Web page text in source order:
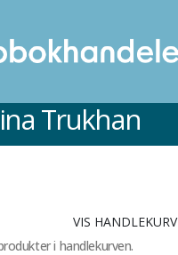
Trukhan
VIS HANDLEKURV
i handlekurven.